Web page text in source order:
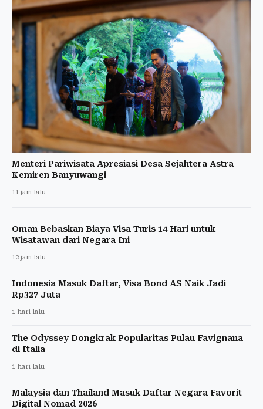
Menteri Pariwisata Apresiasi Desa Sejahtera Astra
Kemiren Banyuwangi
11 jam lalu
Oman Bebaskan Biaya Visa Turis 14 Hari untuk
Wisatawan dari Negara Ini
12 jam lalu
Indonesia Masuk Daftar, Visa Bond AS Naik Jadi
Rp327 Juta
1 hari lalu
The Odyssey Dongkrak Popularitas Pulau Favignana
di Italia
1 hari lalu
Malaysia dan Thailand Masuk Daftar Negara Favorit
Digital Nomad 2026